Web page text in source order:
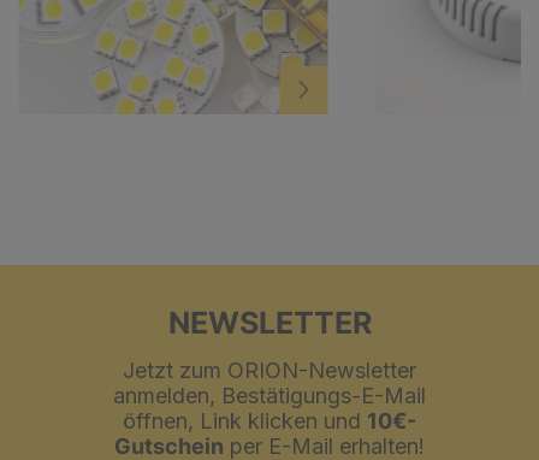
NEWSLETTER
Jetzt zum ORION-Newsletter
anmelden, Bestätigungs-E-Mail
öffnen, Link klicken und 10€-
Gutschein per E-Mail erhalten!